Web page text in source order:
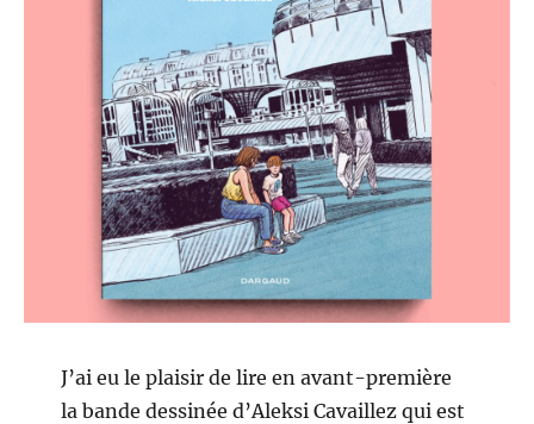
J’ai eu le plaisir de lire en avant-première
la bande dessinée d’Aleksi Cavaillez qui est